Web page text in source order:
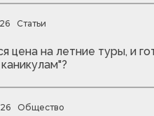
Статьи
цена на летние туры, и
Общество